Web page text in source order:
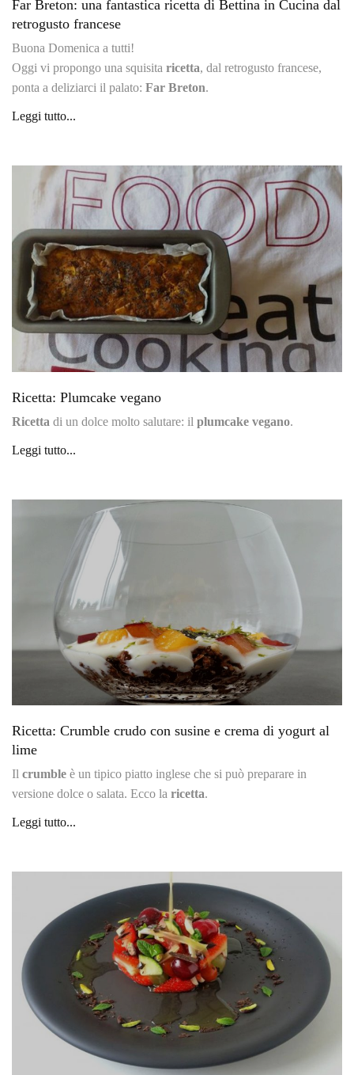
Far Breton: una fantastica ricetta di Bettina in Cucina dal
retrogusto francese
Buona Domenica a tutti!
Oggi vi propongo una squisita ricetta, dal retrogusto francese,
ponta a deliziarci il palato: Far Breton.
Leggi tutto...
Ricetta: Plumcake vegano
Ricetta di un dolce molto salutare: il plumcake vegano.
Leggi tutto...
Ricetta: Crumble crudo con susine e crema di yogurt al
lime
Il crumble è un tipico piatto inglese che si può preparare in
versione dolce o salata. Ecco la ricetta.
Leggi tutto...